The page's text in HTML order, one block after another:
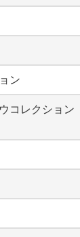
ン
コレクション